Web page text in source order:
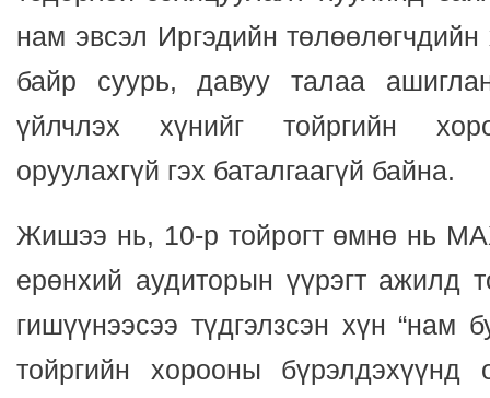
нам эвсэл Иргэдийн
байр суурь, давуу талаа
үйлчлэх хүнийг тойргийн
оруулахгүй гэх баталгаагүй байна.
Жишээ нь, 10-р тойрогт өмнө нь
ерөнхий аудиторын үүрэгт ажилд
гишүүнээсээ түдгэлзсэн хүн “нам
тойргийн хорооны